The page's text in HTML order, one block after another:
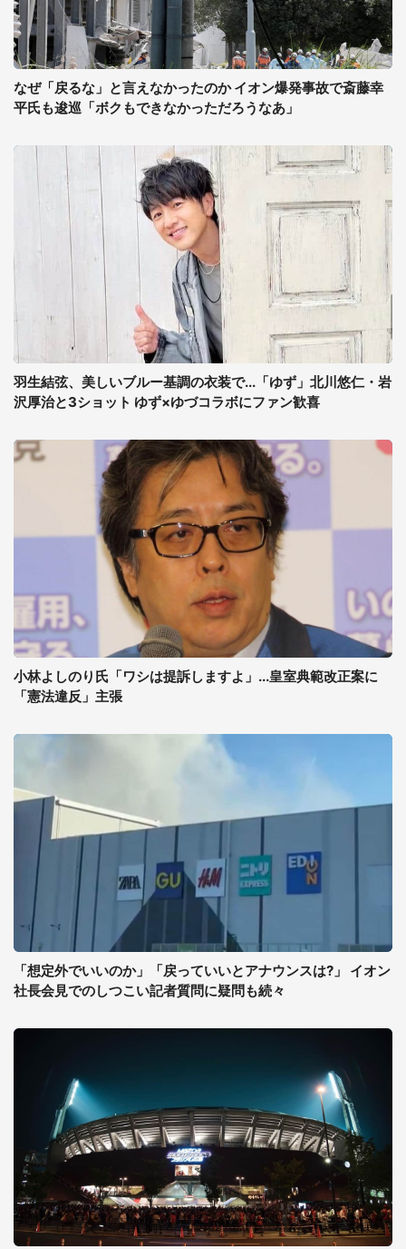
なぜ「戻るな」と言えなかったのか イオン爆発事故で斎藤幸
平氏も逡巡「ボクもできなかっただろうなあ」
羽生結弦、美しいブルー基調の衣装で...「ゆず」北川悠仁・岩
沢厚治と3ショット ゆず×ゆづコラボにファン歓喜
小林よしのり氏「ワシは提訴しますよ」...皇室典範改正案に
「憲法違反」主張
「想定外でいいのか」「戻っていいとアナウンスは?」 イオン
社長会見でのしつこい記者質問に疑問も続々